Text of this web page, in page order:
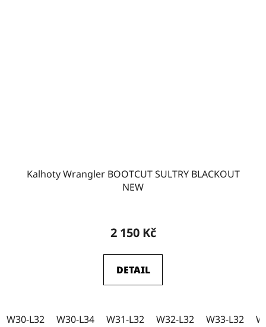
Kalhoty Wrangler BOOTCUT SULTRY BLACKOUT
NEW
2 150 Kč
DETAIL
W30-L32 W30-L34 W31-L32 W32-L32 W33-L32